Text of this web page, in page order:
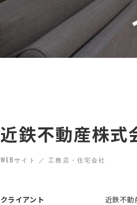
近鉄不動産株式
WEBサイト ／ 工務店・住宅会社
クライアント 近鉄不動